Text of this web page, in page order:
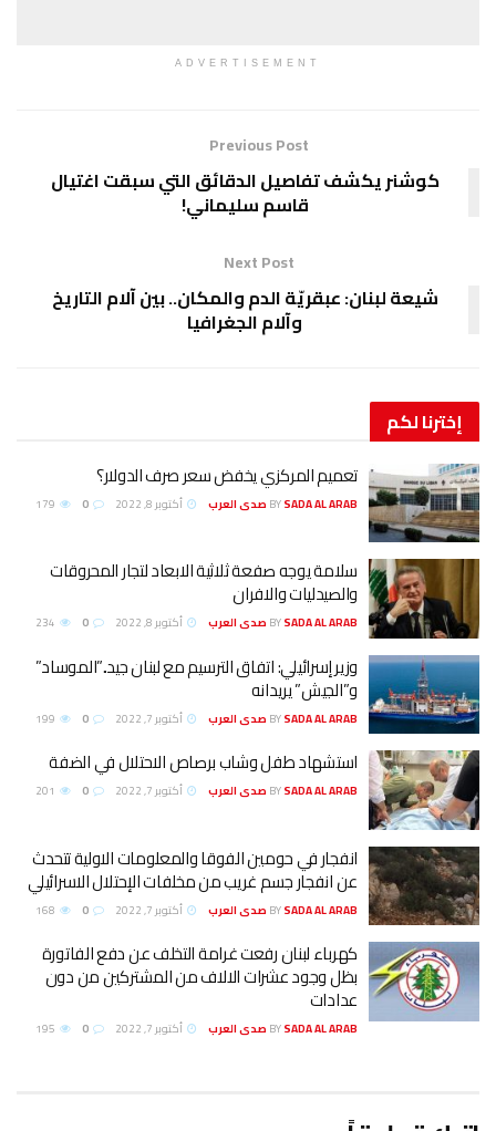
ADVERTISEMENT
Previous Post
كوشنر يكشف تفاصيل الدقائق التي سبقت اغتيال
قاسم سليماني!
Next Post
شيعة لبنان: عبقريّة الدم والمكان.. بين آلام التاريخ
وآلام الجغرافيا
إخترنالكم
تعميم المركزي يخفض سعر صرف الدولار؟
BYSADA AL ARAB صدى العرب أكتوبر 8, 2022
سلامة يوجه صفعة ثلاثية الابعاد لتجار المحروقات
والصيدليات والافران
BYSADA AL ARAB صدى العرب أكتوبر 8, 2022
وزير إسرائيلي: اتفاق الترسيم مع لبنان جيد..”الموساد”
و”الجيش” يريدانه
BYSADA AL ARAB صدى العرب أكتوبر 7, 2022
استشهاد طفل وشاب برصاص الاحتلال في الضفة
BYSADA AL ARAB صدى العرب أكتوبر 7, 2022
انفجار في حومين الفوقا والمعلومات الاولية تتحدث
عن انفجار جسم غريب من مخلفات الإحتلال الاسرائيلي
BYSADA AL ARAB صدى العرب أكتوبر 7, 2022
كهرباء لبنان رفعت غرامة التخلف عن دفع الفاتورة
بظل وجود عشرات الالاف من المشتركين من دون
عدادات
BYSADA AL ARAB صدى العرب أكتوبر 7, 2022